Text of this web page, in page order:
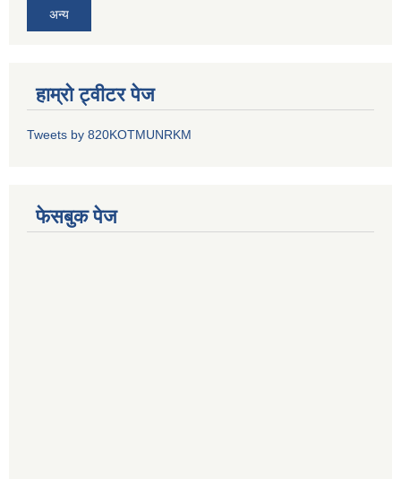
अन्य
हाम्रो ट्वीटर पेज
Tweets by 820KOTMUNRKM
फेसबुक पेज